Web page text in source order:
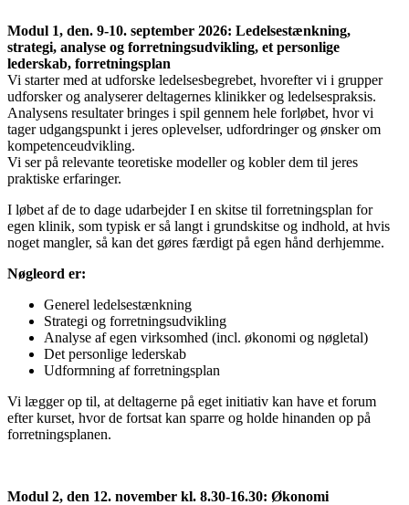
Modul 1, den. 9-10. september 2026: Ledelsestænkning,
strategi, analyse og forretningsudvikling, et personlige
lederskab, forretningsplan
Vi starter med at udforske ledelsesbegrebet, hvorefter vi i grupper
udforsker og analyserer deltagernes klinikker og ledelsespraksis.
Analysens resultater bringes i spil gennem hele forløbet, hvor vi
tager udgangspunkt i jeres oplevelser, udfordringer og ønsker om
kompetenceudvikling.
Vi ser på relevante teoretiske modeller og kobler dem til jeres
praktiske erfaringer.
I løbet af de to dage udarbejderI en skitse til forretningsplan for
egen klinik, som typisk er så langt i grundskitse og indhold, at hvis
noget mangler, så kan det gøres færdigt på egen hånd derhjemme.
Nøgleord er:
Generel ledelsestænkning
Strategi og forretningsudvikling
Analyse af egen virksomhed (incl. økonomi og nøgletal)
Det personlige lederskab
Udformning af forretningsplan
Vi lægger op til, at deltagerne på eget initiativ kan have et forum
efter kurset, hvor de fortsat kan sparre og holde hinanden op på
forretningsplanen.
Modul 2, den 12. november kl. 8.30-16.30: Økonomi